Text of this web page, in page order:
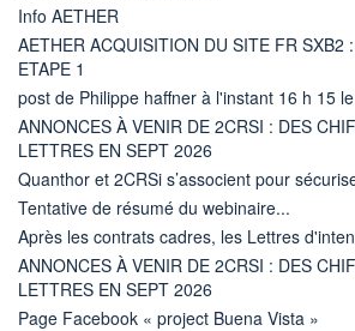
Info AETHER
AETHER ACQUISITION DU SITE FR SXB2
ETAPE 1
post de Philippe haffner à l'instant 16 h 15
ANNONCES À VENIR DE 2CRSI : DES
LETTRES EN SEPT 2026
Quanthor et 2CRSi s’associent pour
Tentative de résumé du webinaire...
Après les contrats cadres, les Lettres
ANNONCES À VENIR DE 2CRSI : DES
LETTRES EN SEPT 2026
Page Facebook « project Buena Vista »